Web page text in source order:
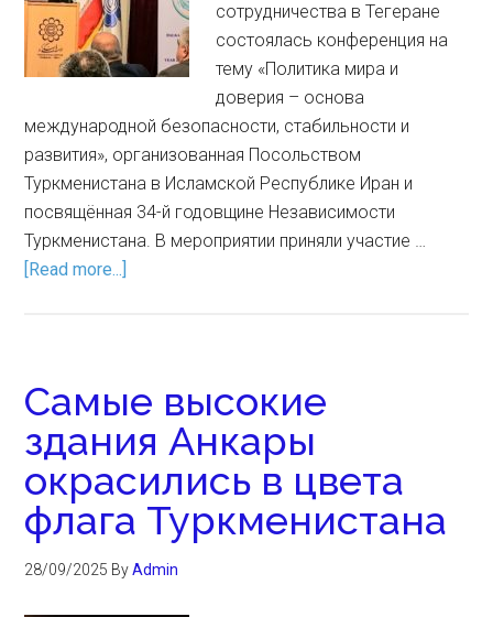
сотрудничества в Тегеране
состоялась конференция на
тему «Политика мира и
доверия – основа
международной безопасности, стабильности и
развития», организованная Посольством
Туркменистана в Исламской Республике Иран и
посвящённая 34-й годовщине Независимости
Туркменистана. В мероприятии приняли участие …
[Read more...]
Самые высокие
здания Анкары
окрасились в цвета
флага Туркменистана
28/09/2025 ByAdmin